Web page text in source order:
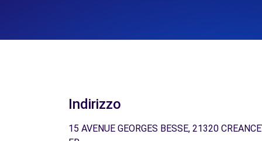
Indirizzo
15 AVENUE GEORGES BESSE, 21320